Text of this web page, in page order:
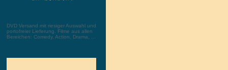
DVD Versand mit riesiger Auswahl und
portofreier Lieferung. Filme aus allen
Bereichen: Comedy, Action, Drama, ...